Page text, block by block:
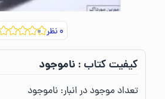
۰نظر
کیفیت کتاب :‌ ناموجود
تعداد موجود در انبار:‌ ناموجود